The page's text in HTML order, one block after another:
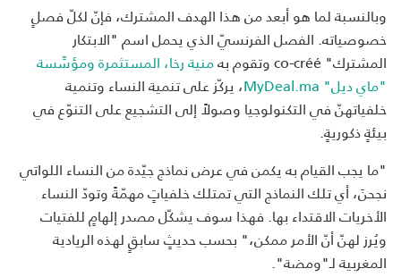
وبالنسبة لما هو أبعد من هذا الهدف المشترك، فإنّ لكلّ فصلٍ
خصوصياته. الفصل الفرنسيّ الذي يحمل اسم "الابتكار
المشترك" co-créé وتقوم به
منية رخا، المستثمرة ومؤسِّسة
"ماي ديل" MyDeal.ma
، يركّز على تنمية النساء وتنمية
خلفياتهنّ في التكنولوجيا وصولاً إلى التشجيع على التنوّع في
بيئةٍ ذكوريةٍ.
"ما يجب القيام به يكمن في عرض نماذج جيّدة من النساء اللواتي
نجحنَ، أي تلك النماذج التي تمتلك خلفياتٍ مهمّةً وتودّ النساء
الأخريات الاقتداء بها. فهذا سوف يشكّل مصدر إلهامٍ للفتيات
ويُرز لهنّ أنّ الأمر ممكن،" بحسب حديثٍ سابقٍ لهذه الريادية
المغربية لـ"ومضة".